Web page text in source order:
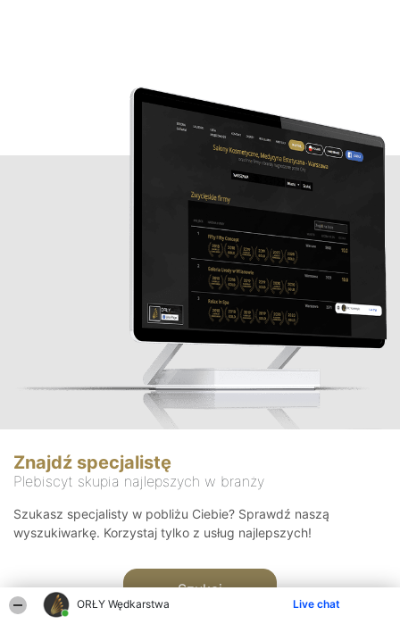
ORŁY Wędkarstwa Live chat
Znajdź specjalistę
Plebiscyt skupia najlepszych w branży
Szukasz specjalisty w pobliżu Ciebie? Sprawdź naszą
wyszukiwarkę. Korzystaj tylko z usług najlepszych!
Szukaj